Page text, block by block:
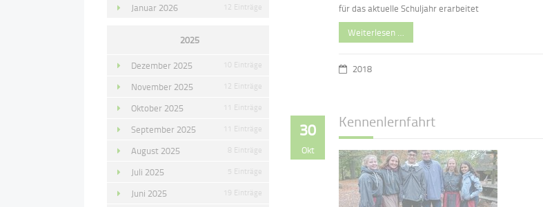
für das aktuelle Schuljahr erarbeitet
Weiterlesen …
2018
30
Okt
Kennenlernfahrt
Januar 2026 12 Einträge
2025
Dezember 2025 10 Einträge
November 2025 12 Einträge
Oktober 2025 11 Einträge
September 2025 11 Einträge
August 2025 8 Einträge
Juli 2025 5 Einträge
Juni 2025 19 Einträge